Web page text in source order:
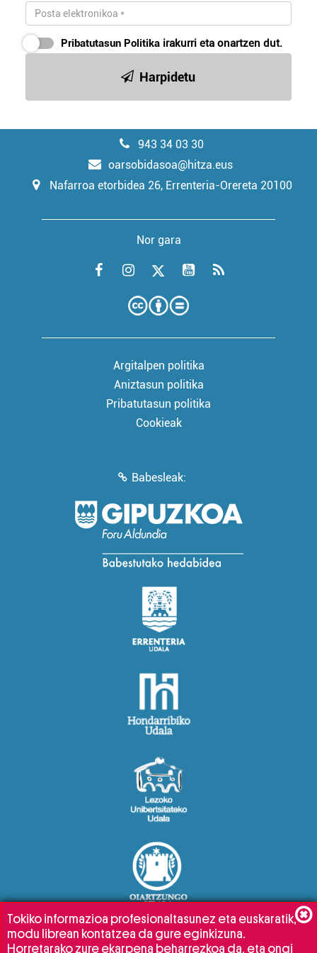
Pribatutasun Politika irakurri eta onartzen dut.
Harpidetu
943 34 03 30
oarsobidasoa@hitza.eus
Nafarroa etorbidea 26, Errenteria-Orereta 20100
Nor gara
Argitalpen politika
Aniztasun politika
Pribatutasun politika
Cookieak
Babesleak:
Tokiko informazioa profesionaltasunez eta euskaratik,
modu librean kontatzea da gure eginkizuna.
Horretarako zure ekarpena beharrezkoa da, eta ongi